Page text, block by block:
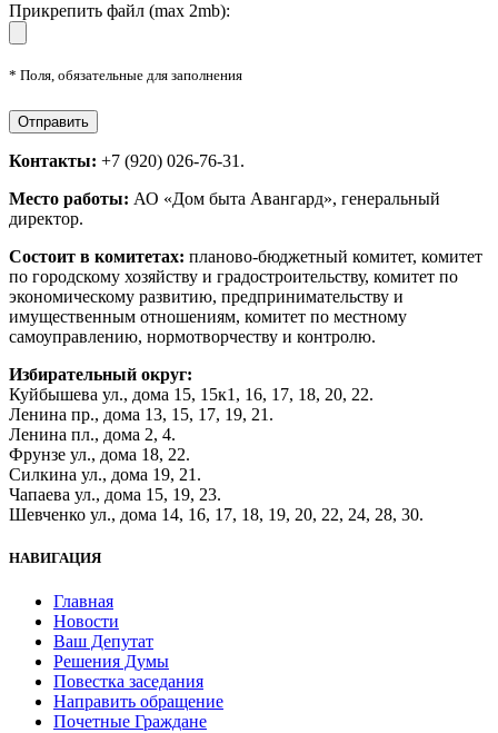
Прикрепить файл (max 2mb):
* Поля, обязательные для заполнения
Контакты: +7 (920) 026-76-31.
Место работы: АО «Дом быта Авангард», генеральный
директор.
Состоит в комитетах: планово-бюджетный комитет, комитет
по городскому хозяйству и градостроительству, комитет по
экономическому развитию, предпринимательству и
имущественным отношениям, комитет по местному
самоуправлению, нормотворчеству и контролю.
Избирательный округ:
Куйбышева ул., дома 15, 15к1, 16, 17, 18, 20, 22.
Ленина пр., дома 13, 15, 17, 19, 21.
Ленина пл., дома 2, 4.
Фрунзе ул., дома 18, 22.
Силкина ул., дома 19, 21.
Чапаева ул., дома 15, 19, 23.
Шевченко ул., дома 14, 16, 17, 18, 19, 20, 22, 24, 28, 30.
НАВИГАЦИЯ
Главная
Новости
Ваш Депутат
Решения Думы
Повестка заседания
Направить обращение
Почетные Граждане